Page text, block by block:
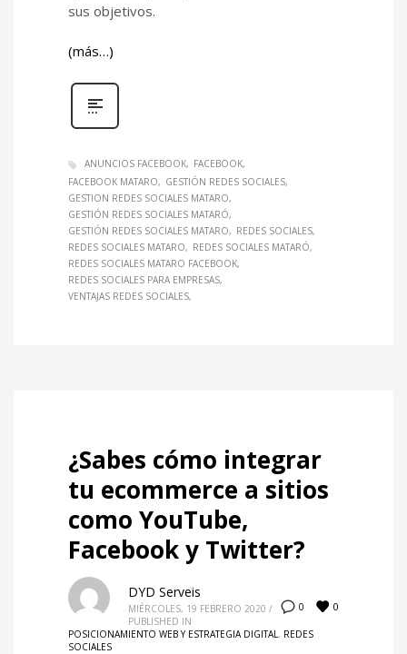
sus objetivos.
(más…)
ANUNCIOS FACEBOOK
FACEBOOK
FACEBOOK MATARO
GESTIÓN REDES SOCIALES
GESTION REDES SOCIALES MATARO
GESTIÓN REDES SOCIALES MATARÓ
GESTIÓN REDES SOCIALES MATARO
REDES SOCIALES
REDES SOCIALES MATARO
REDES SOCIALES MATARÓ
REDES SOCIALES MATARO FACEBOOK
REDES SOCIALES PARA EMPRESAS
VENTAJAS REDES SOCIALES
¿Sabes cómo integrar
tu ecommerce a sitios
como YouTube,
Facebook y Twitter?
0 0
DYD Serveis
MIÉRCOLES, 19 FEBRERO 2020 /
PUBLISHED IN
POSICIONAMIENTO WEB Y ESTRATEGIA DIGITAL , REDES
SOCIALES